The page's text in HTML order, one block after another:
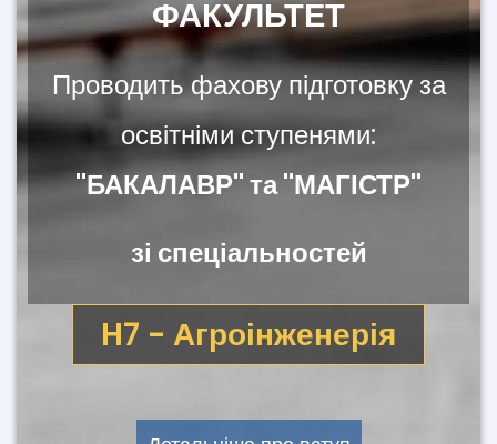
ФАКУЛЬТЕТ
Проводить фахову підготовку за
освітніми ступенями:
"БАКАЛАВР" та "МАГІСТР"
зі спеціальностей
H7 - Агроінженерія